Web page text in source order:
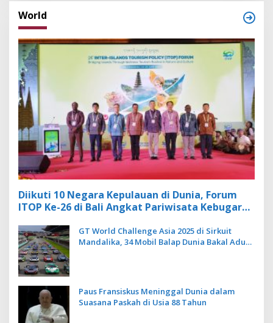
World
Diikuti 10 Negara Kepulauan di Dunia, Forum
ITOP Ke-26 di Bali Angkat Pariwisata Kebugaran
GT World Challenge Asia 2025 di Sirkuit
Mandalika, 34 Mobil Balap Dunia Bakal Adu
Paus Fransiskus Meninggal Dunia dalam
Suasana Paskah di Usia 88 Tahun